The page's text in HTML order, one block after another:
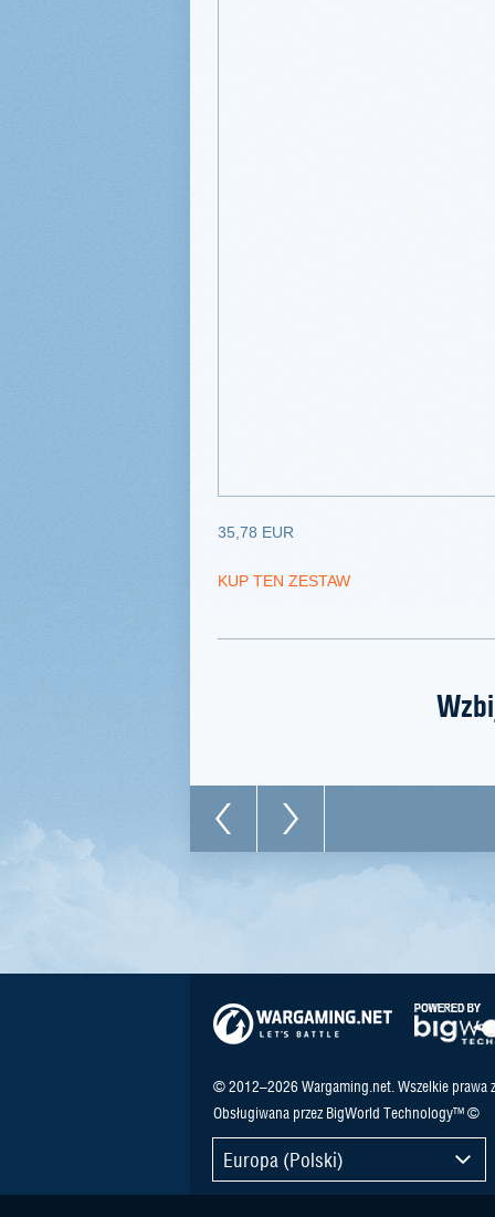
35,78 EUR
KUP TEN ZESTAW
© 2012–2026 Wargaming.net. Wszelkie prawa
Obsługiwana przez BigWorld Technology™ ©
Europa (Polski)